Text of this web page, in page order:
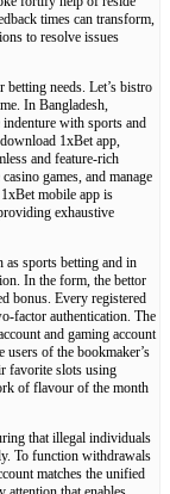
times can transform,
to resolve issues
needs. Let’s bistro
In Bangladesh,
indenture with sports and
1xBet app,
and feature-rich
games, and manage
mobile app is
exhaustive
sports betting and in
In the form, the bettor
bonus. Every registered
factor authentication. The
and gaming account
of the bookmaker’s
favorite slots using
of flavour of the month
that illegal individuals
To function withdrawals
matches the unified